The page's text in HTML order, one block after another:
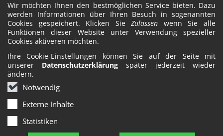
Wir möchten Ihnen den bestmöglichen Service bieten. Dazu
werden Informationen über Ihren Besuch in sogenannten
Cookies gespeichert. Klicken SieZulassen wenn Sie alle
Funktionen dieser Website unter Verwendung spezieller
Cookies aktiveren möchten.
Ihre Cookie-Einstellungen können Sie auf der Seite mit
unserer Datenschutzerklärung später jederzeit wieder
ändern.
Notwendig
Externe Inhalte
Statistiken